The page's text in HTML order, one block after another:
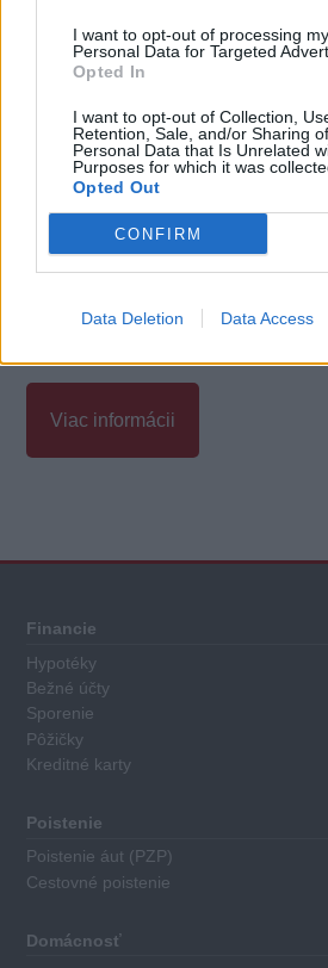
I want to opt-out of processing my
Personal Data for Targeted
Opted In
I want to opt-out of Collection,
Retention, Sale, and/or Sharing
Personal Data that Is Unrelated
Purposes for which it was
Opted Out
CONFIRM
Data Deletion Data Access
Poznámky:
Uvedená výška úroku sa môže
od dĺžky úveru, poskytnutej
ďalších parametrov.
Viac informácii
hodnotenie
Každý
hypotekárny
úver
má
priradené
body
nasledovné
kritéria:
Výška
úroku
Financie
Hypotéky
Bežné účty
Sporenie
Pôžičky
Kreditné karty
Poistenie
Poistenie áut (PZP)
Cestovné poistenie
Domácnosť